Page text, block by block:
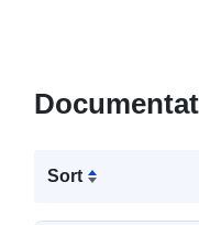
Sort